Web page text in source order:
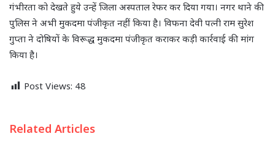
गंभीरता को देखते हुये उन्हें जिला अस्पताल रेफर कर दिया गया। नगर थाने की
पुलिस ने अभी मुकदमा पंजीकृत नहीं किया है। विफना देवी पत्नी राम सुरेश
गुप्ता ने दोषियों के विरूद्ध मुकदमा पंजीकृत कराकर कड़ी कार्रवाई की मांग
किया है।
Post Views: 48
Related Articles